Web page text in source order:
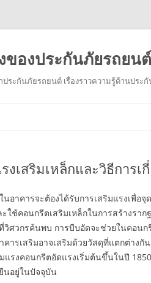
ของประกันภัยรถยน
ประกันภัยรถยนต์ เรื่องราวความรู้ด้านประ
งเสริมเหล็กและวิธีการเ
นอาคารจะต้องได้รับการเสริมแรงเพื่อ
ช้คอนกรีตเสริมเหล็กในการสร้างราก
วิศวกรค้นพบ การบีบอัดจะช่วยในคอนก
คารเสริมอาจเสริมด้วยวัสดุที่แตกต่าง
แรงคอนกรีตอัดแรงเริ่มต้นขึ้นในปี
นอยู่ในปัจจุบัน